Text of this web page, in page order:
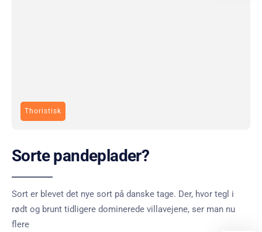
Thoristisk
Sorte pandeplader?
Sort er blevet det nye sort på danske tage. Der, hvor tegl i
rødt og brunt tidligere dominerede villavejene, ser man nu
flere